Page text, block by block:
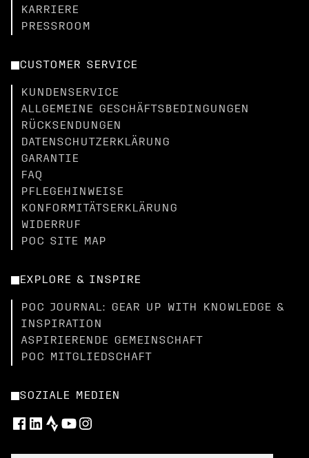
KARRIERE
PRESSROOM
CUSTOMER SERVICE
KUNDENSERVICE
ALLGEMEINE GESCHÄFTSBEDINGUNGEN
RÜCKSENDUNGEN
DATENSCHUTZERKLÄRUNG
GARANTIE
FAQ
PFLEGEHINWEISE
KONFORMITÄTSERKLÄRUNG
WIDERRUF
POC SITE MAP
EXPLORE & INSPIRE
POC JOURNAL: GEAR UP WITH KNOWLEDGE &
INSPIRATION
ASPIRIERENDE GEMEINSCHAFT
POC MITGLIEDSCHAFT
SOZIALE MEDIEN